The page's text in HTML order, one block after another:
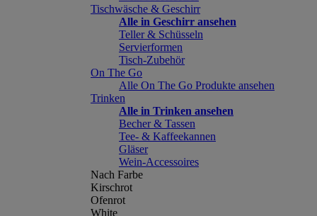
Tischwäsche & Geschirr
Alle in Geschirr ansehen
Teller & Schüsseln
Servierformen
Tisch-Zubehör
On The Go
Alle On The Go Produkte ansehen
Trinken
Alle in Trinken ansehen
Becher & Tassen
Tee- & Kaffeekannen
Gläser
Wein-Accessoires
Nach Farbe
Kirschrot
Ofenrot
White